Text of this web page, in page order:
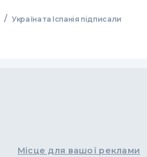
/ Україна та Іспанія підписали
Місце для вашої реклами